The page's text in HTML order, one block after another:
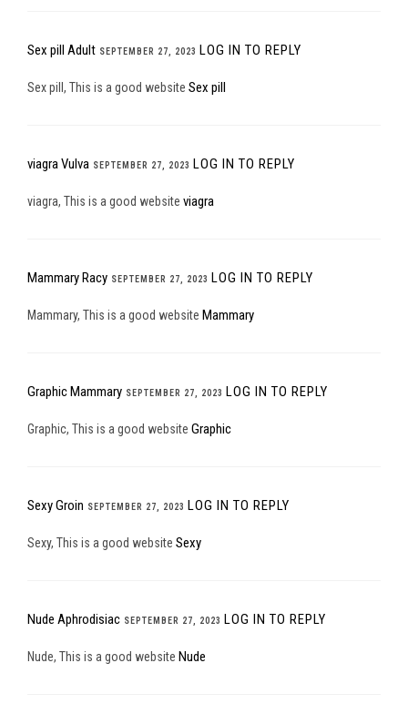
Sex pill Adult SEPTEMBER 27, 2023 LOG IN TO REPLY
Sex pill, This is a good website Sex pill
viagra Vulva SEPTEMBER 27, 2023 LOG IN TO REPLY
viagra, This is a good website viagra
Mammary Racy SEPTEMBER 27, 2023 LOG IN TO REPLY
Mammary, This is a good website Mammary
Graphic Mammary SEPTEMBER 27, 2023 LOG IN TO REPLY
Graphic, This is a good website Graphic
Sexy Groin SEPTEMBER 27, 2023 LOG IN TO REPLY
Sexy, This is a good website Sexy
Nude Aphrodisiac SEPTEMBER 27, 2023 LOG IN TO REPLY
Nude, This is a good website Nude